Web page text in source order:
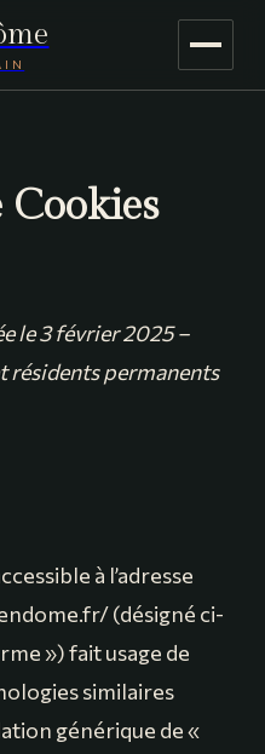
le 3 février 2025 –
résidents permanents
à l’adresse
(désigné ci-
») fait usage de
similaires
générique de «